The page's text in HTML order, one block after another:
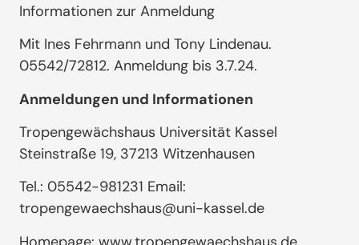
Informationen zur Anmeldung
Mit Ines Fehrmann und Tony Lindenau.
05542/72812. Anmeldung bis 3.7.24.
Anmeldungen und Informationen
Tropengewächshaus Universität Kassel
Steinstraße 19, 37213 Witzenhausen
Tel.: 05542-981231 Email:
tropengewaechshaus@uni-kassel.de